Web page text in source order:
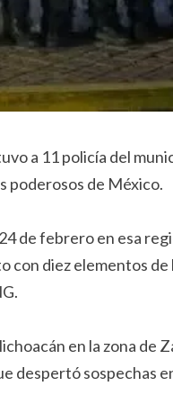
a 11 policía del
poderosos de México.
de febrero en esa
diez elementos
en la zona
despertó sospechas